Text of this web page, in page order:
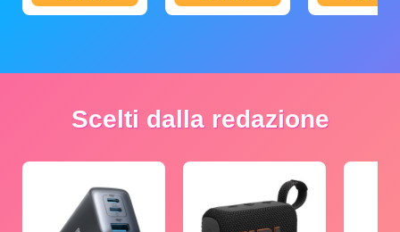
Scelti dalla redazione